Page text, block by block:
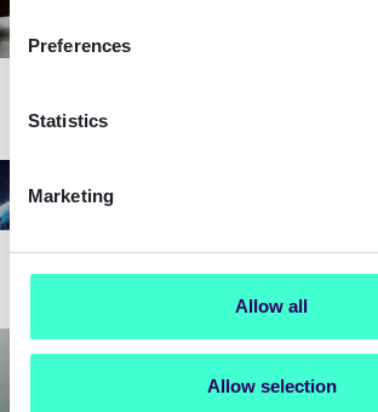
Preferences
Statistics
Marketing
Allow all
Allow selection
Due Diligence et KYC
5ème directive LCB
Article du blog